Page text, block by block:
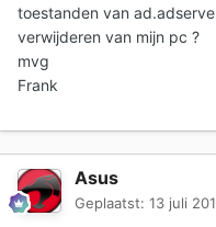
toestanden van
verwijderen van mijn pc ?
mvg
Frank
Asus
Geplaatst: 13 juli